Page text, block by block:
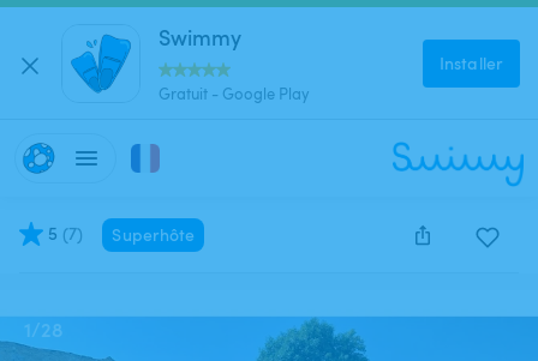
Swimmy
Gratuit - Google Play
Installer
5 (7) Superhôte
1/28